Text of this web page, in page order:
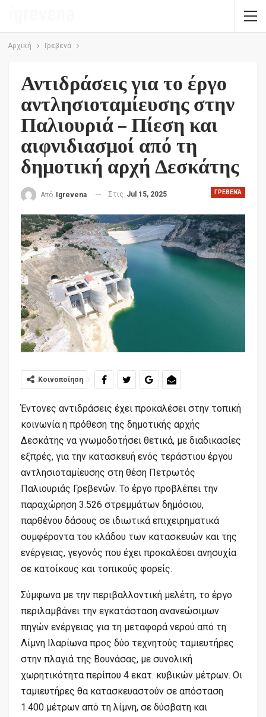
Αρχική Γρεβενά
Αντιδράσεις για το έργο
αντλησιοταμίευσης στην
Παλιουριά – Πίεση και
αιφνιδιασμοί από τη
δημοτική αρχή Δεσκάτης
ΓΡΕΒΕΝΆ
Από Igrevena Στις Jul 15, 2025
Κοινοποίηση
Έντονες αντιδράσεις έχει προκαλέσει στην τοπική
κοινωνία η πρόθεση της δημοτικής αρχής
Δεσκάτης να γνωμοδοτήσει θετικά, με διαδικασίες
εξπρές, για την κατασκευή ενός τεράστιου έργου
αντλησιοταμίευσης στη θέση Πετρωτός
Παλιουριάς Γρεβενών. Το έργο προβλέπει την
παραχώρηση 3.526 στρεμμάτων δημόσιου,
παρθένου δάσους σε ιδιωτικά επιχειρηματικά
συμφέροντα του κλάδου των κατασκευών και της
ενέργειας, γεγονός που έχει προκαλέσει ανησυχία
σε κατοίκους και τοπικούς φορείς.
Σύμφωνα με την περιβαλλοντική μελέτη, το έργο
περιλαμβάνει την εγκατάσταση ανανεώσιμων
πηγών ενέργειας για τη μεταφορά νερού από τη
Λίμνη Ιλαρίωνα προς δύο τεχνητούς ταμιευτήρες
στην πλαγιά της Βουνάσας, με συνολική
χωρητικότητα περίπου 4 εκατ. κυβικών μέτρων. Οι
ταμιευτήρες θα κατασκευαστούν σε απόσταση
1.400 μέτρων από τη λίμνη, σε δύσβατη και